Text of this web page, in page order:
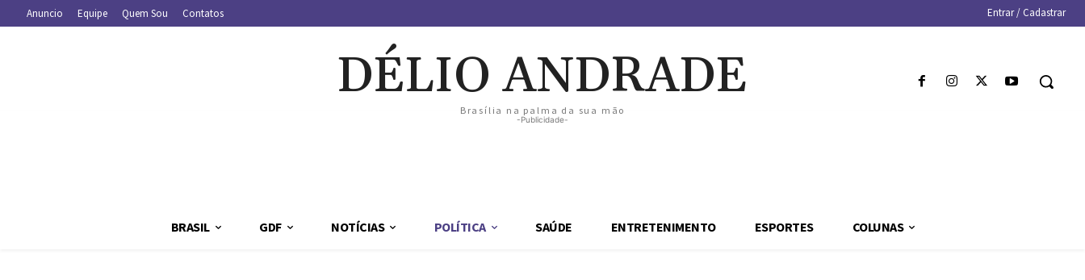
Anuncio Equipe Quem Sou Contatos Entrar / Cadastrar
DÉLIO ANDRADE
Brasília na palma da sua mão
-Publicidade-
BRASIL GDF NOTÍCIAS POLÍTICA SAÚDE ENTRETENIMENTO ESPORTES COLUNAS